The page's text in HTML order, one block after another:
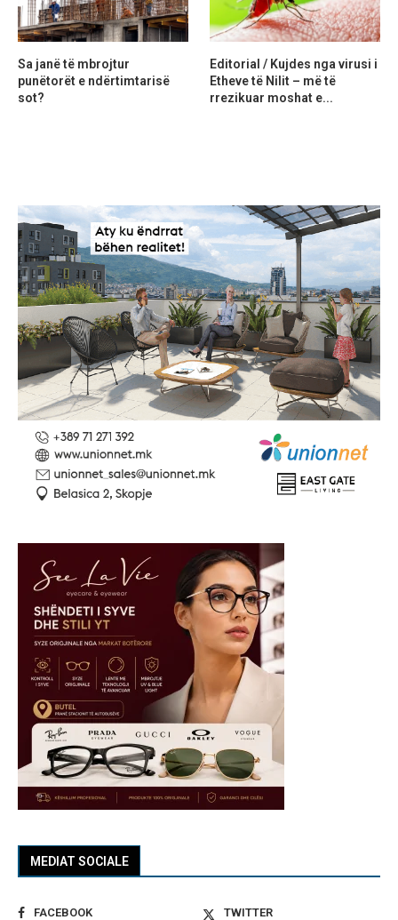
MEDIAT SOCIALE
FACEBOOK
TWITTER
Sa janë të mbrojtur
punëtorët e ndërtimtarisë
sot?
Editorial / Kujdes nga virusi i
Etheve të Nilit – më të
rrezikuar moshat e...